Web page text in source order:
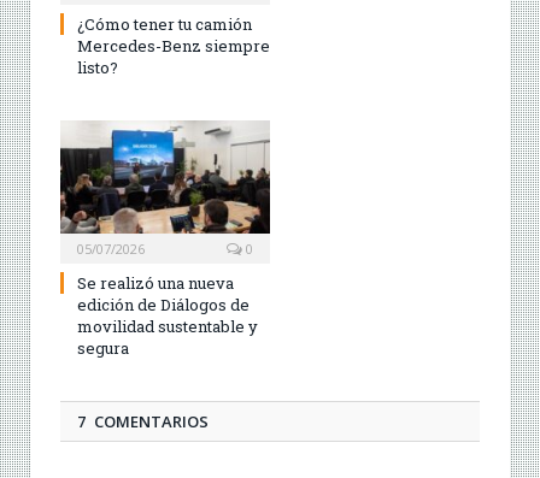
¿Cómo tener tu camión
Mercedes-Benz siempre
listo?
05/07/2026 0
Se realizó una nueva
edición de Diálogos de
movilidad sustentable y
segura
7 COMENTARIOS